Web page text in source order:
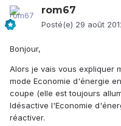
rom67
Posté(e) 29 août
Bonjour,
Alors je vais vous expliquer
mode Economie d'énergie
coupe (elle est toujours
ldésactive l'Economie
réactiver.